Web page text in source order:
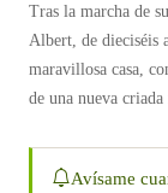
Tras la marcha de
Albert, de dieciséis
maravillosa casa,
de una nueva
Avísame